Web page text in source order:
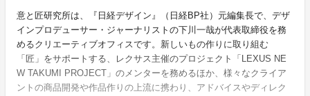
意と匠研究所は、『日経デザイン』（日経BP社）元編集長で、デザ
インプロデューサー・ジャーナリストの下川一哉が代表取締役を務
めるクリエーティブオフィスです。新しいもの作りに取り組む
「匠」をサポートする、レクサス主催のプロジェクト「LEXUS NE
W TAKUMI PROJECT」のメンターを務めるほか、様々なクライア
ントの商品開発や作品作りの上流に携わり、アドバイスやディレク